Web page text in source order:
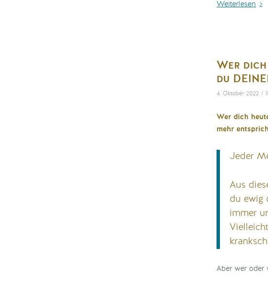
Weiterlesen
Wer
du
4. Oktober 2022 /
Wer dich
mehr
Jeder
Aus
du ewig
immer
Aber wer oder